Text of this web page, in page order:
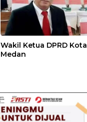
Wakil Ketua DPRD Kota
Medan